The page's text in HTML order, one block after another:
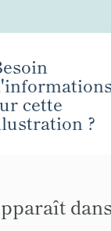
cette
?